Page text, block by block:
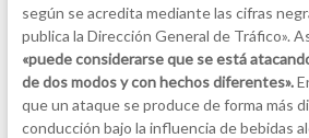
según se acredita mediante las cifras
publica la Dirección General de Tráfico».
«puede considerarse que se está
de dos modos y con hechos diferentes».
que un ataque se produce de forma más
conducción bajo la influencia de bebidas